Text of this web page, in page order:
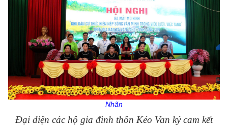
Nhãn
Đại diện các hộ gia đình thôn Kéo Van ký cam kết